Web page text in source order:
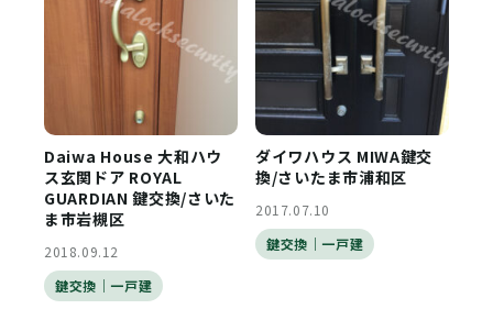
Daiwa House 大和ハウ
ス玄関ドア ROYAL
GUARDIAN 鍵交換/さいた
ま市岩槻区
2018.09.12
鍵交換｜一戸建
ダイワハウス MIWA鍵交
換/さいたま市浦和区
2017.07.10
鍵交換｜一戸建